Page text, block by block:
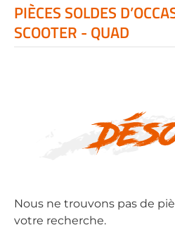
PIÈCES SOLDES
SCOOTER - QUAD
Nous ne trouvons pas de
votre recherche.